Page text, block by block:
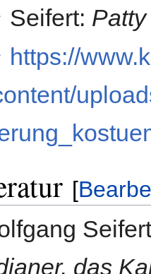
Seifert:
https://
[
das